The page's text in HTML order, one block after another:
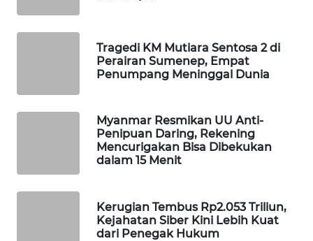
Tragedi KM Mutiara Sentosa 2 di
Perairan Sumenep, Empat
Penumpang Meninggal Dunia
Myanmar Resmikan UU Anti-
Penipuan Daring, Rekening
Mencurigakan Bisa Dibekukan
dalam 15 Menit
Kerugian Tembus Rp2.053 Triliun,
Kejahatan Siber Kini Lebih Kuat
dari Penegak Hukum
NET